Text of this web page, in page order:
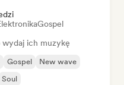
Gospel
wydaj ich muzykę
Gospel
New wave
Soul